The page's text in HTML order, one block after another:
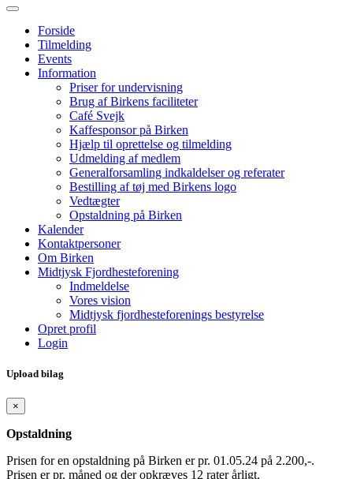
Forside
Tilmelding
Events
Information
Priser for undervisning
Brug af Birkens faciliteter
Café Svejk
Kaffesponsor på Birken
Hjælp til oprettelse og tilmelding
Udmelding af medlem
Generalforsamling indkaldelser og referater
Bestilling af tøj med Birkens logo
Vedtægter
Opstaldning på Birken
Kalender
Kontaktpersoner
Om Birken
Midtjysk Fjordhesteforening
Indmeldelse
Vores vision
Midtjysk fjordhesteforenings bestyrelse
Opret profil
Login
Upload bilag
×
Opstaldning
Prisen for en opstaldning på Birken er pr. 01.05.24 på 2.200,-.
Prisen er pr. måned og der opkræves 12 rater årligt.